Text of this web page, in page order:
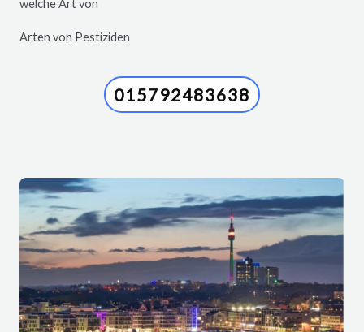
welche Art von
Arten von Pestiziden
015792483638